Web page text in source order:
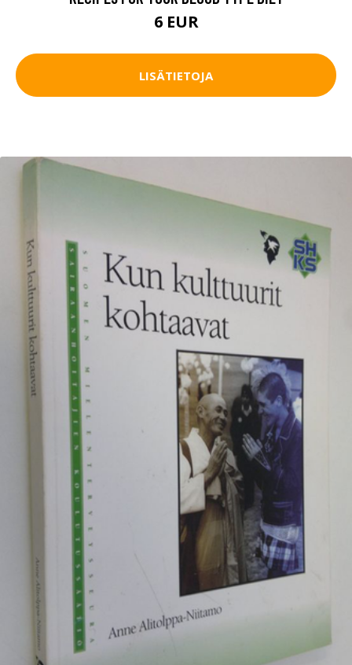
6 EUR
LISÄTIETOJA